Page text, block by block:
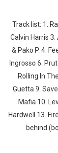
Track list: 1.
Calvin Harris
& Pako P. 4.
Ingrosso 6.
Rolling In
Guetta 9.
Mafia 10.
Hardwell 13.
behind